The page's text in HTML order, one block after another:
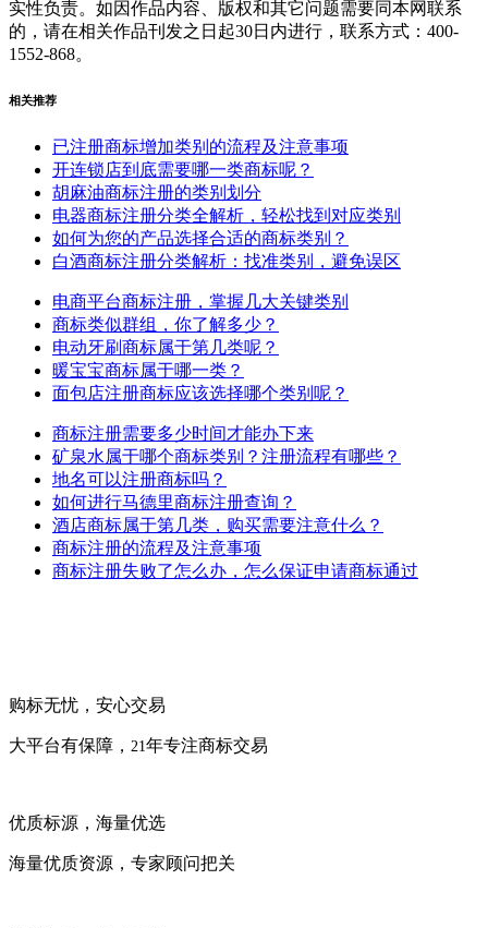
实性负责。如因作品内容、版权和其它问题需要同本网联系
的，请在相关作品刊发之日起30日内进行，联系方式：400-
1552-868。
相关推荐
已注册商标增加类别的流程及注意事项
开连锁店到底需要哪一类商标呢？
胡麻油商标注册的类别划分
电器商标注册分类全解析，轻松找到对应类别
如何为您的产品选择合适的商标类别？
白酒商标注册分类解析：找准类别，避免误区
电商平台商标注册，掌握几大关键类别
商标类似群组，你了解多少？
电动牙刷商标属于第几类呢？
暖宝宝商标属于哪一类？
面包店注册商标应该选择哪个类别呢？
商标注册需要多少时间才能办下来
矿泉水属于哪个商标类别？注册流程有哪些？
地名可以注册商标吗？
如何进行马德里商标注册查询？
酒店商标属于第几类，购买需要注意什么？
商标注册的流程及注意事项
商标注册失败了怎么办，怎么保证申请商标通过
购标无忧，安心交易
大平台有保障， 21 年专注商标交易
优质标源，海量优选
海量优质资源，专家顾问把关